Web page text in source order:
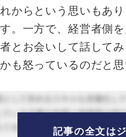
からという思いもあ
。一方で、経営者側
とお会いして話して
も怒っているのだと思
記事の全文は